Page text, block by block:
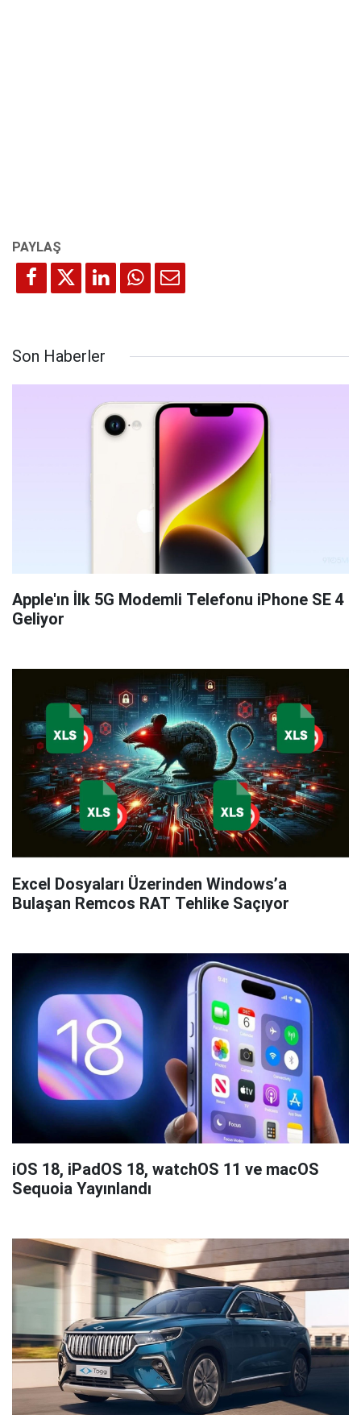
Son Haberler
Apple'ın İlk 5G Modemli Telefonu iPhone SE 4
Geliyor
Excel Dosyaları Üzerinden Windows’a
Bulaşan Remcos RAT Tehlike Saçıyor
iOS 18, iPadOS 18, watchOS 11 ve macOS
Sequoia Yayınlandı